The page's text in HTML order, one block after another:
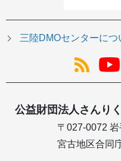
三陸DMOセンターにつ
公益財団法人さんり
〒027-0072
宮古地区合同